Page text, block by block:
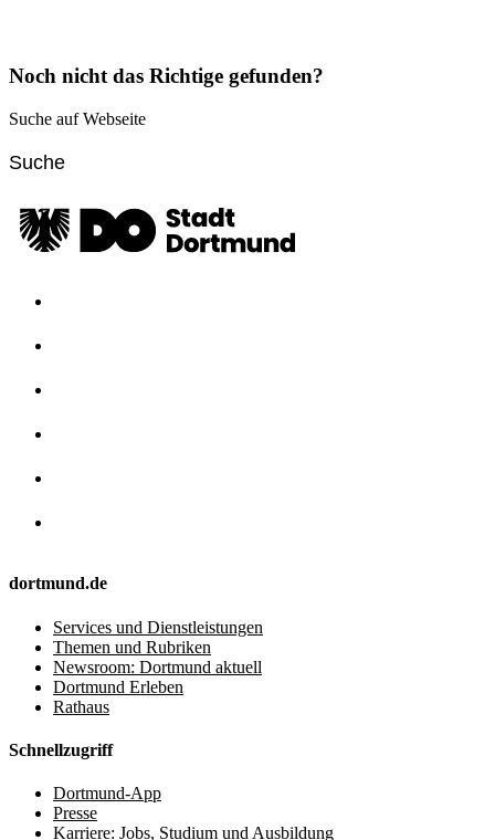
Noch nicht das Richtige gefunden?
Suche auf Webseite
dortmund.de
Services und Dienstleistungen
Themen und Rubriken
Newsroom: Dortmund aktuell
Dortmund Erleben
Rathaus
Schnellzugriff
Dortmund-App
Presse
Karriere: Jobs, Studium und Ausbildung